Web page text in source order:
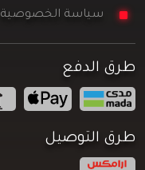
سياسة الخصوصية
طرق الدفع
طرق التوصيل